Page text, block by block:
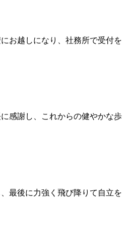
お越しになり、社務所で受付を
感謝し、これからの健やかな歩
最後に力強く飛び降りて自立を